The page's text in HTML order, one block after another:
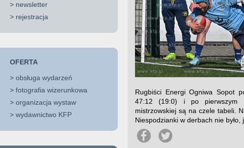
> newsletter
> rejestracja
OFERTA
> obsługa wydarzeń
> fotografia wizerunkowa
> organizacja wystaw
> wydawnictwo KFP
Rugbiści Energi Ogniwa Sopot
47:12 (19:0) i po pierwszym
mistrzowskiej są na czele tabeli.
Niespodzianki w derbach nie było,